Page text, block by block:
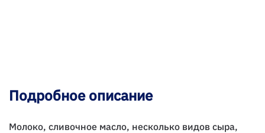
Подробное описание
Молоко, сливочное масло, несколько видов сыра,